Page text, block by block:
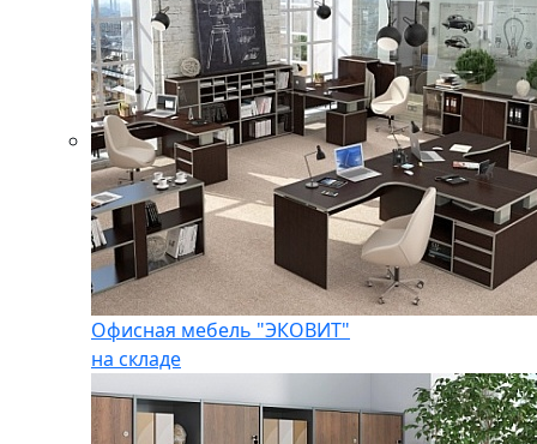
Офисная мебель "ЭКОВИТ"
на складе